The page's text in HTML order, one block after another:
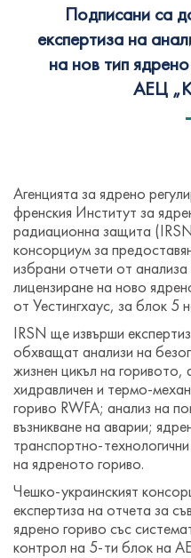
Подписани са
експертиза на
на нов тип
АЕЦ
Агенцията за ядрено
френския Институт за
радиационна защита
консорциум за
избрани отчети от
лицензиране на ново
от Уестингхаус, за блок 5
IRSN ще извърши
обхващат анализи на
жизнен цикъл на горивото,
хидравличен и термо-
гориво RWFA; анализ на
възникване на аварии;
транспортно-
на ядреното гориво.
Чешко-украинският
експертиза на отчета за
ядрено гориво със
контрол на 5-ти блок на